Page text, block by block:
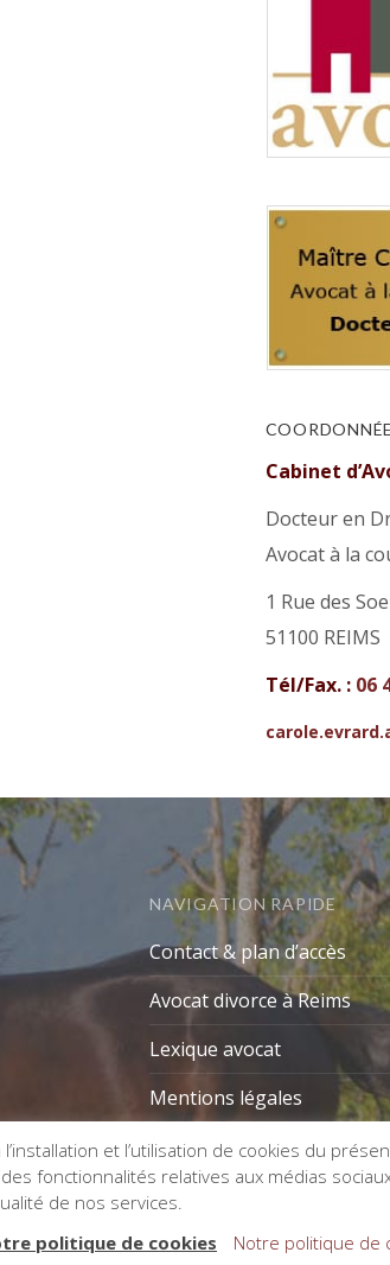
Cabinet
Docteur en
Avocat à la
1 Rue des
51100 REIMS
Tél/Fax. : 06
NAVIGATION RAPIDE
Contact & plan d’accès
Avocat divorce à Reims
Lexique avocat
Mentions légales
et l’utilisation de cookies du
fonctionnalités relatives aux médias
de nos services.
politique de cookies Notre politique de